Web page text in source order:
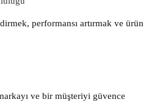
performansı artırmak ve ürün
ve bir müşteriyi güvence